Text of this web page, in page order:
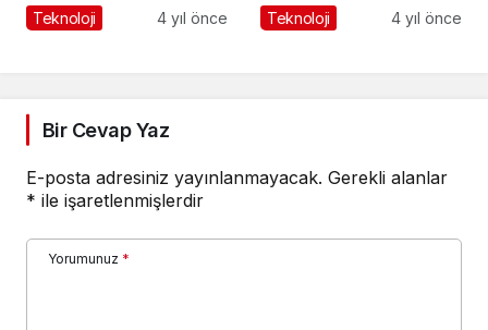
Kültürünün Fenomeni
Teknoloji 4 yıl önce
Ekonomisine Büyük
Teknoloji 4 yıl önce
Bir Cevap Yaz
E-posta adresiniz yayınlanmayacak. Gerekli alanlar
* ile işaretlenmişlerdir
Yorumunuz *